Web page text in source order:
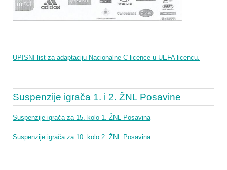
UPISNI list za adaptaciju Nacionalne C licence u UEFA licencu.
Suspenzije igrača 1. i 2. ŽNL Posavine
Suspenzije igrača za 15. kolo 1. ŽNL Posavina
Suspenzije igrača za 10. kolo 2. ŽNL Posavina